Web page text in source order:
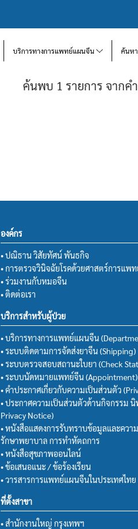
บริการทางการแพทย์แผนจีน ค้นห
ค้นพบ 1 รายการ จากค
องค์กร
• ปณิธาน วิสัยทัศน์ พันธกิจ
• การตรวจวินิจฉัยโรคด้วยศาสตร์การแพ
• ร่วมงานกับหมอจีน
• ติดต่อเรา
บริการสำหรับผู้ป่วย
• บริการทางการแพทย์แผนจีน
• ระบบติดตามการจัดส่งยาจีน (Shipping)
• ระบบตรวจสอบสถานะใบยา (Check
• ระบบนัดหมายแพทย์จีน (Appointment)
• คำประกาศเกี่ยวกับความเป็นส่วนตัว
• ประกาศความเป็นส่วนตัวด้านกิจกรรม นิ
Privacy Notice)
• หนังสือแสดงการรับทราบข้อมูลและคว
รักษาพยาบาล การทำหัตถการ
• หนังสือสุขภาพออนไลน์
• ข้อเสนอแนะ / ข้อร้องเรียน
• วารสารการแพทย์แผนจีนในประเทศไทย
ที่ตั้งสาขา
• สำนักงานใหญ่ กรุงเทพฯ